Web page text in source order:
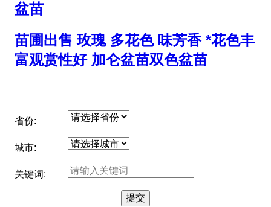
盆苗
苗圃出售 玫瑰 多花色 味芳香 *花色丰
富观赏性好 加仑盆苗双色盆苗
省份:
城市:
关键词: